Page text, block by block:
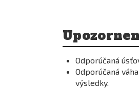
Odporúčaná
Odporúčaná
výsledky.